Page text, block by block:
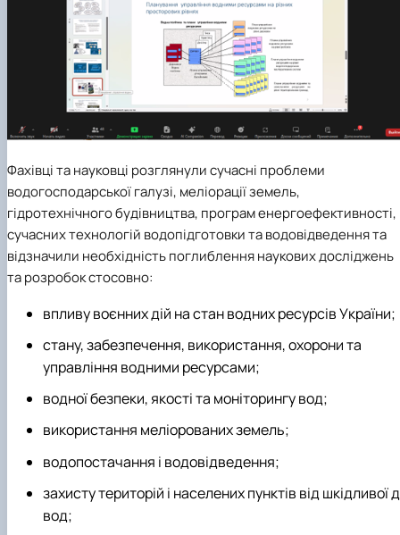
Фахівці та науковці розглянули сучасні проблеми
водогосподарської галузі, меліорації земель,
гідротехнічного будівництва, програм енергоефективності,
сучасних технологій водопідготовки та водовідведення та
відзначили необхідність поглиблення наукових досліджень
та розробок стосовно:
впливу воєнних дій на стан водних ресурсів України;
стану, забезпечення, використання, охорони та
управління водними ресурсами;
водної безпеки, якості та моніторингу вод;
використання меліорованих земель;
водопостачання і водовідведення;
захисту територій і населених пунктів від шкідливої
вод;